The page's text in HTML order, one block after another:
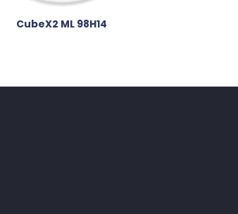
CubeX2 ML 98H14